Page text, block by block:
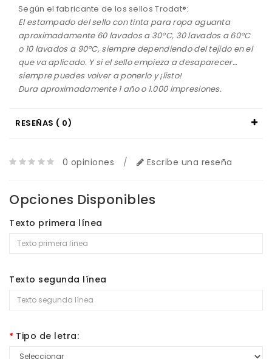
Según el fabricante de los sellos Trodat®:
El estampado del sello con tinta para ropa aguanta
aproximadamente 60 lavados a 30ºC, 30 lavados a 60ºC
o 10 lavados a 90ºC, siempre dependiendo del tejido en el
que va aplicado. Y si el sello empieza a desaparecer…
siempre puedes volver a ponerlo y ¡listo!
Dura aproximadamente 1 año o 1.000 impresiones.
RESEÑAS ( 0)
0 opiniones / Escribe una reseña
Opciones Disponibles
Texto primera línea
Texto segunda línea
Tipo de letra: